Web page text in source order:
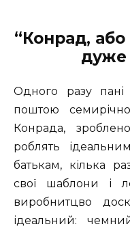
“Конрад,
дуже
Одного разу пані
поштою
Конрада,
роблять
батькам, кілька
свої шаблони і
виробнитцво
ідеальний: